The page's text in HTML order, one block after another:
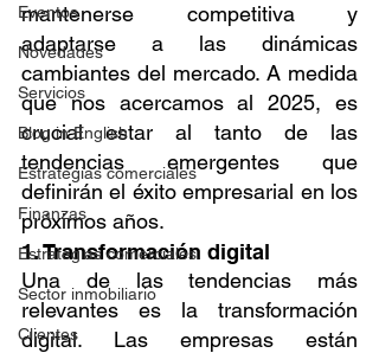
Eventos
Novedades
Servicios
Blog in English
Estrategias comerciales
Finanzas
Estrategias comerciales
Sector inmobiliario
Clientes
mantenerse competitiva y
adaptarse a las dinámicas
cambiantes del mercado. A medida
que nos acercamos al 2025, es
crucial estar al tanto de las
tendencias emergentes que
definirán el éxito empresarial en los
próximos años.
1. Transformación digital
Una de las tendencias más
relevantes es la transformación
digital. Las empresas están